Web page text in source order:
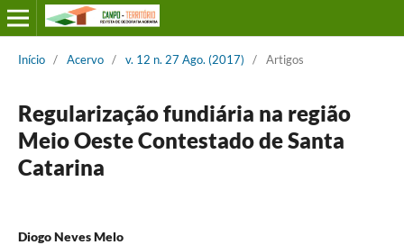
Início / Acervo / v. 12 n. 27 Ago. (2017) / Artigos
Regularização fundiária na região
Meio Oeste Contestado de Santa
Catarina
Diogo Neves Melo